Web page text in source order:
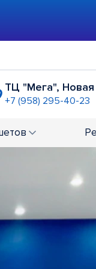
ТЦ "Мега",
+7 (958) 295-40-23
+7 (861) 211-62-99
Славы"
+7
ГМ
+7